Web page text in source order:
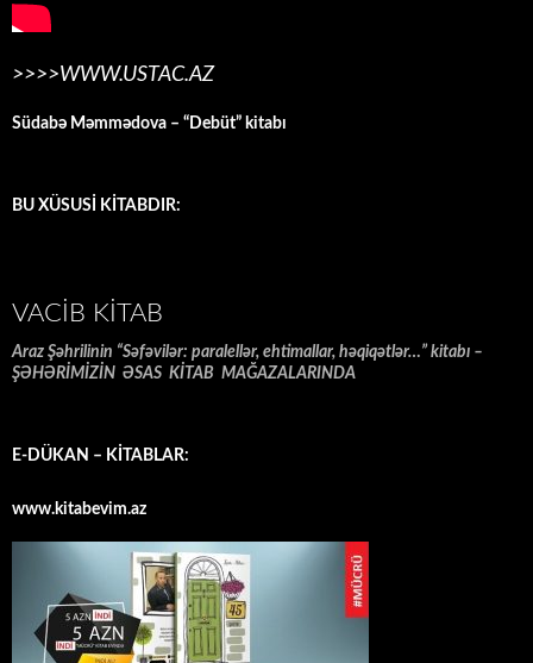
>>>>WWW.USTAC.AZ
Südabə Məmmədova – “Debüt” kitabı
BU XÜSUSİ KİTABDIR:
VACIB KITAB
Araz Şəhrilinin “Səfəvilər: paralellər, ehtimallar, həqiqətlər…” kitabı –
ŞƏHƏRİMİZİN ƏSAS KİTAB MAĞAZALARINDA
E-DÜKAN – KİTABLAR:
www.kitabevim.az